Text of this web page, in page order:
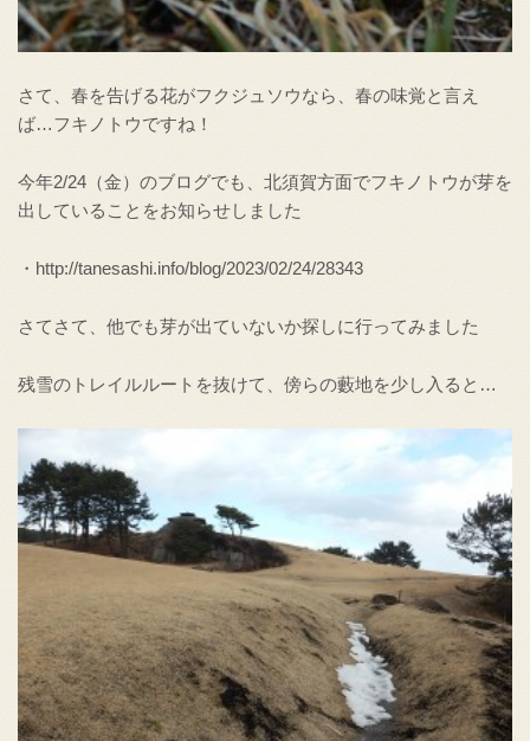
さて、春を告げる花がフクジュソウなら、春の味覚と言え
ば…フキノトウですね！
今年2/24（金）のブログでも、北須賀方面でフキノトウが芽を
出していることをお知らせしました
・http://tanesashi.info/blog/2023/02/24/28343
さてさて、他でも芽が出ていないか探しに行ってみました
残雪のトレイルルートを抜けて、傍らの藪地を少し入ると…